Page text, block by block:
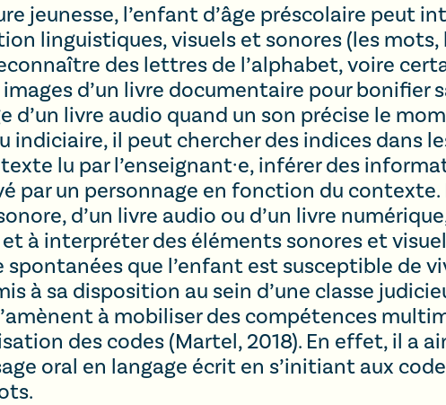
jeunesse, l’enfant d’âge préscolaire peut
linguistiques, visuels et sonores (les mots,
des lettres de l’alphabet, voire
d’un livre documentaire pour bonifier
livre audio quand un son précise le
il peut chercher des indices dans
lu par l’enseignant·e, inférer des
par un personnage en fonction du contexte.
d’un livre audio ou d’un livre
à interpréter des éléments sonores et
spontanées que l’enfant est susceptible de
à sa disposition au sein d’une classe
à mobiliser des compétences
des codes (Martel, 2018). En effet, il a
oral en langage écrit en s’initiant aux